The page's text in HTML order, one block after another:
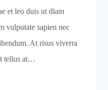
et leo duis ut diam
vulputate sapien nec
At risus viverra
tellus at…